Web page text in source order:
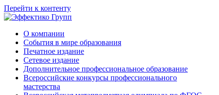
Перейти к контенту
О компании
События в мире образования
Печатное издание
Сетевое издание
Дополнительное профессиональное образование
Всероссийские конкурсы профессионального
мастерства